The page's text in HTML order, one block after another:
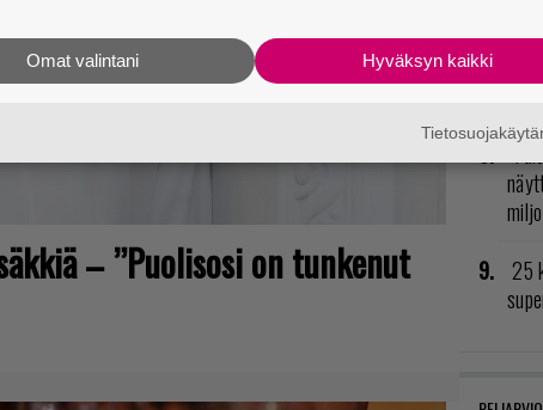
– ”Puolisosi on tunkenut
25
Hyväksyn kaikki
Omat valintani